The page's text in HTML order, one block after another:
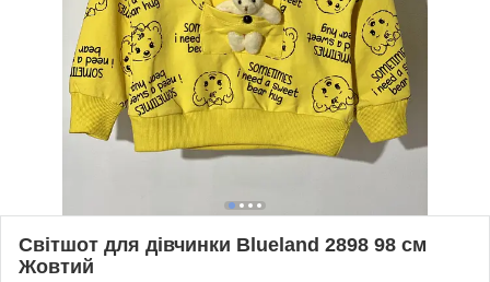
Світшот для дівчинки Blueland 2898 98 см
Жовтий